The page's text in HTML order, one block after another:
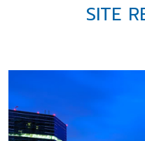
SITE